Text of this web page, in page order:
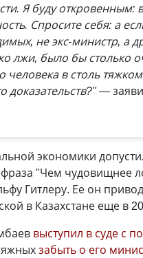
Я буду откровенным:
Спросите себя: а
не экс-министр, а
лжи, было бы столько
человека в столь тяжком
доказательств?"—
экономики
"Чем чудовищнее
Гитлеру. Ее он
в Казахстане еще в
выступил в суде с
забыть о его